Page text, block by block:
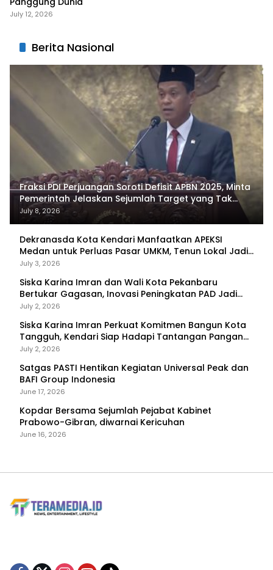
July 12, 2026
Berita Nasional
Fraksi PDI Perjuangan Soroti Defisit APBN 2025, Minta
Pemerintah Jelaskan Sejumlah Target yang Tak
Tercapai
July 8, 2026
Dekranasda Kota Kendari Manfaatkan APEKSI
Medan untuk Perluas Pasar UMKM, Tenun Lokal Jadi
Primadona
July 3, 2026
Siska Karina Imran dan Wali Kota Pekanbaru
Bertukar Gagasan, Inovasi Peningkatan PAD Jadi
Fokus Diskusi
July 2, 2026
Siska Karina Imran Perkuat Komitmen Bangun Kota
Tangguh, Kendari Siap Hadapi Tantangan Pangan
dan Bencana
July 2, 2026
Satgas PASTI Hentikan Kegiatan Universal Peak dan
BAFI Group Indonesia
June 17, 2026
Kopdar Bersama Sejumlah Pejabat Kabinet
Prabowo-Gibran, diwarnai Kericuhan
June 16, 2026